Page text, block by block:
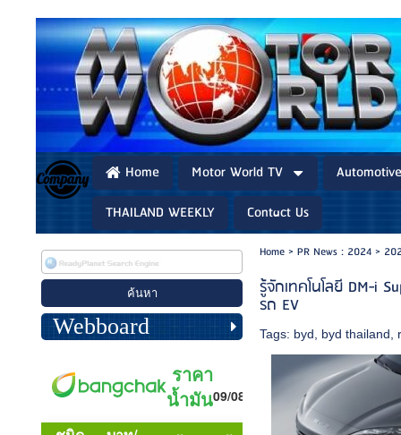
Home Motor World TV
THAILAND WEEKLY
Contact Us
Webboard
Home> PR News : 2024>
รู้จักเทคโนโลยี DM-i
รถ EV
Tags: byd byd thailand